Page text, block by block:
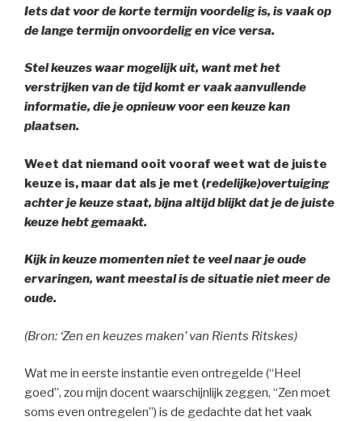
Iets dat voor de korte termijn voordelig is, is vaak op
de lange termijn onvoordelig en vice versa.
Stel keuzes waar mogelijk uit, want met het
verstrijken van de tijd komt er vaak aanvullende
informatie, die je opnieuw voor een keuze kan
plaatsen.
Weet dat niemand ooit vooraf weet wat de juiste
keuze is, maar dat als je met (redelijke)overtuiging
achter je keuze staat, bijna altijd blijkt dat je de juiste
keuze hebt gemaakt.
Kijk in keuze momenten niet te veel naar je oude
ervaringen, want meestal is de situatie niet meer de
oude.
(Bron: ‘Zen en keuzes maken’ van Rients Ritskes)
Wat me in eerste instantie even ontregelde (“Heel
goed”, zou mijn docent waarschijnlijk zeggen, “Zen moet
soms even ontregelen”) is de gedachte dat het vaak